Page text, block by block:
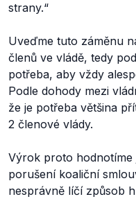
strany.“
Uveďme tuto záměnu
členů ve vládě, tedy
potřeba, aby vždy
Podle dohody mezi
že je potřeba většina
2 členové vlády.
Výrok proto hodnotíme
porušení koaliční
nesprávně líčí způsob